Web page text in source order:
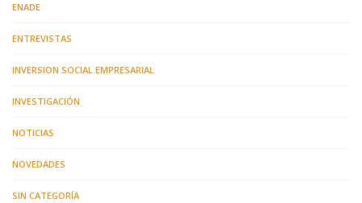
ENADE
ENTREVISTAS
INVERSION SOCIAL EMPRESARIAL
INVESTIGACIÓN
NOTICIAS
NOVEDADES
SIN CATEGORÍA